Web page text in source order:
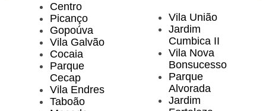
Centro
Picanço
Gopoúva
Vila Galvão
Cocaia
Parque
Cecap
Vila Endres
Taboão
Vila União
Jardim
Cumbica II
Vila Nova
Bonsucesso
Parque
Alvorada
Jardim